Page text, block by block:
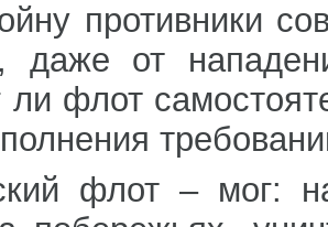
противники
даже от
флот
флот – мог: